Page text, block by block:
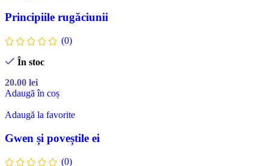
Principiile rugăciunii
(0)
În stoc
20.00 lei
Adaugă în coș
Adaugă la favorite
Gwen și poveștile ei
(0)